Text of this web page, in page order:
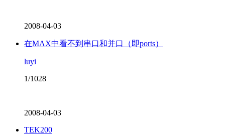
2008-04-03
在MAX中看不到串口和并口（即ports）
luyi
1/1028
2008-04-03
TEK200